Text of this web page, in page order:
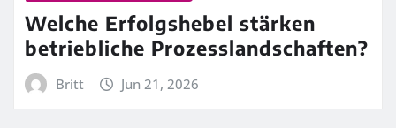
Welche Erfolgshebel stärken
betriebliche Prozesslandschaften?
Britt Jun 21, 2026